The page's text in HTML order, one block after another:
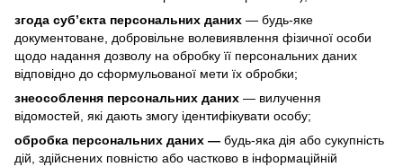
згода суб’єкта персональних даних — будь-яке
документоване, добровільне волевиявлення фізичної особи
щодо надання дозволу на обробку її персональних даних
відповідно до сформульованої мети їх обробки;
знеособлення персональних даних — вилучення
відомостей, які дають змогу ідентифікувати особу;
обробка персональних даних — будь-яка дія або сукупність
дій, здійснених повністю або частково в інформаційній